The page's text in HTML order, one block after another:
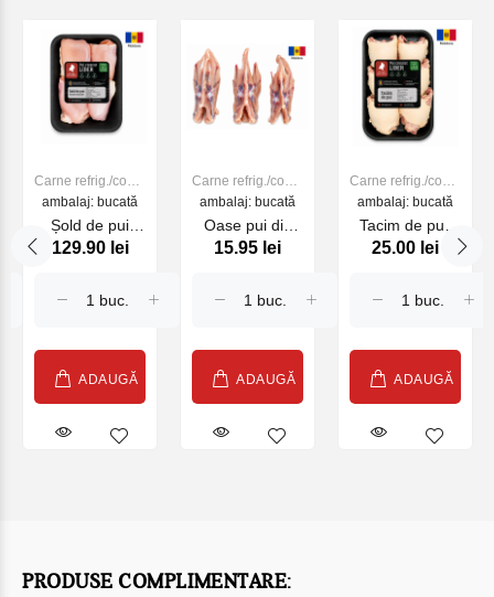
Carne refrig./cong.
de PUI
ambalaj: bucată
Șold de pui
dezosat fără
129.90 lei
ADAUGĂ
Carne refrig./cong.
de PUI
ambalaj: bucată
Oase pui din
copilarie (kg)
15.95 lei
ADAUGĂ
Carne refrig./cong.
de PUI
ambalaj: bucată
Tacim de pui,
900g
25.00 lei
ADAUGĂ
PRODUSE COMPLIMENTARE: